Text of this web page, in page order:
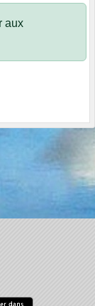
aux